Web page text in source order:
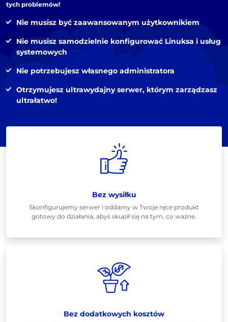
tych problemów!
Nie musisz być zaawansowanym użytkownikiem
Nie musisz samodzielnie konfigurować Linuksa i usług
systemowych
Nie potrzebujesz własnego administratora
Otrzymujesz ultrawydajny serwer, którym zarządzasz
ultrałatwo!
Bez wysiłku
Skonfigurujemy serwer i oddamy w Twoje ręce produkt
gotowy do działania, abyś skupił się na tym, co ważne.
Bez dodatkowych kosztów